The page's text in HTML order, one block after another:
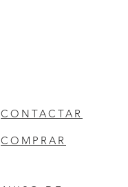
CONTACTAR
COMPRAR